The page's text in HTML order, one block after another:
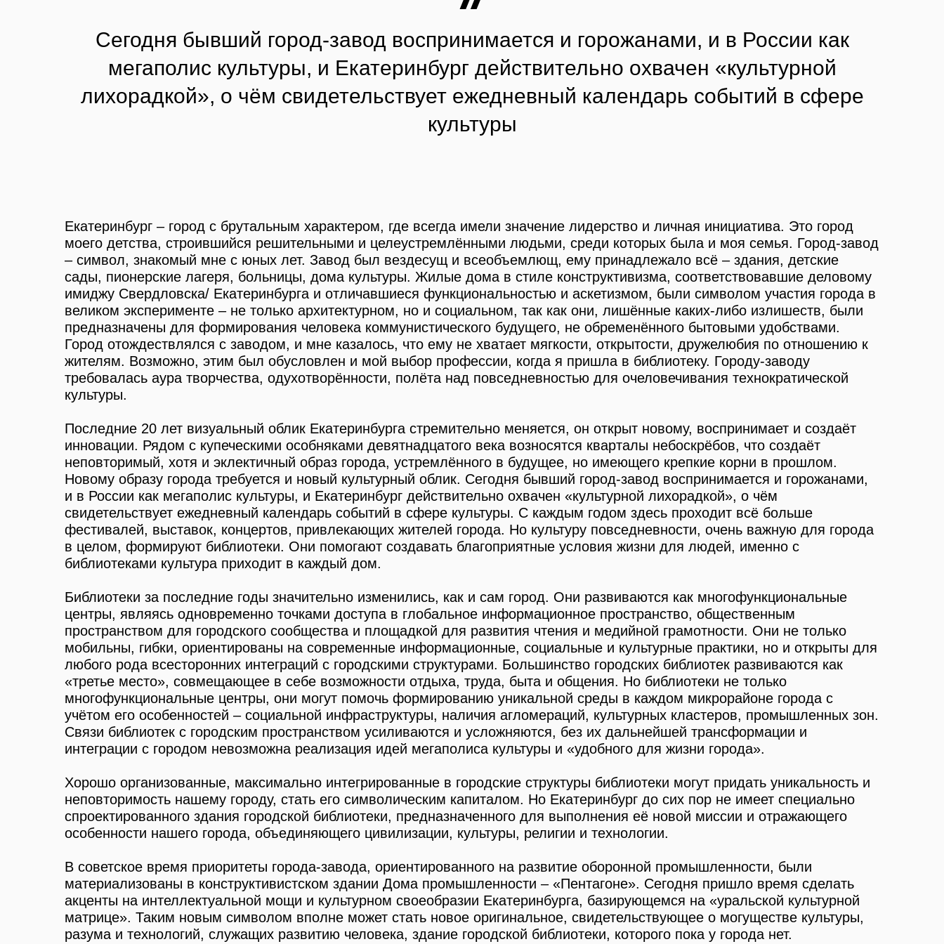
Сегодня бывший город-завод воспринимается и горожанами, и в России как
мегаполис культуры, и Екатеринбург действительно охвачен «культурной
лихорадкой», о чём свидетельствует ежедневный календарь событий в сфере
культуры
Екатеринбург – город с брутальным характером, где всегда имели значение лидерство и личная инициатива. Это город
моего детства, строившийся решительными и целеустремлёнными людьми, среди которых была и моя семья. Город-завод
– символ, знакомый мне с юных лет. Завод был вездесущ и всеобъемлющ, ему принадлежало всё – здания, детские
сады, пионерские лагеря, больницы, дома культуры. Жилые дома в стиле конструктивизма, соответствовавшие деловому
имиджу Свердловска/ Екатеринбурга и отличавшиеся функциональностью и аскетизмом, были символом участия города в
великом эксперименте – не только архитектурном, но и социальном, так как они, лишённые каких-либо излишеств, были
предназначены для формирования человека коммунистического будущего, не обременённого бытовыми удобствами.
Город отождествлялся с заводом, и мне казалось, что ему не хватает мягкости, открытости, дружелюбия по отношению к
жителям. Возможно, этим был обусловлен и мой выбор профессии, когда я пришла в библиотеку. Городу-заводу
требовалась аура творчества, одухотворённости, полёта над повседневностью для очеловечивания технократической
культуры.
Последние 20 лет визуальный облик Екатеринбурга стремительно меняется, он открыт новому, воспринимает и создаёт
инновации. Рядом с купеческими особняками девятнадцатого века возносятся кварталы небоскрёбов, что создаёт
неповторимый, хотя и эклектичный образ города, устремлённого в будущее, но имеющего крепкие корни в прошлом.
Новому образу города требуется и новый культурный облик. Сегодня бывший город-завод воспринимается и горожанами,
и в России как мегаполис культуры, и Екатеринбург действительно охвачен «культурной лихорадкой», о чём
свидетельствует ежедневный календарь событий в сфере культуры. С каждым годом здесь проходит всё больше
фестивалей, выставок, концертов, привлекающих жителей города. Но культуру повседневности, очень важную для города
в целом, формируют библиотеки. Они помогают создавать благоприятные условия жизни для людей, именно с
библиотеками культура приходит в каждый дом.
Библиотеки за последние годы значительно изменились, как и сам город. Они развиваются как многофункциональные
центры, являясь одновременно точками доступа в глобальное информационное пространство, общественным
пространством для городского сообщества и площадкой для развития чтения и медийной грамотности. Они не только
мобильны, гибки, ориентированы на современные информационные, социальные и культурные практики, но и открыты для
любого рода всесторонних интеграций с городскими структурами. Большинство городских библиотек развиваются как
«третье место», совмещающее в себе возможности отдыха, труда, быта и общения. Но библиотеки не только
многофункциональные центры, они могут помочь формированию уникальной среды в каждом микрорайоне города с
учётом его особенностей – социальной инфраструктуры, наличия агломераций, культурных кластеров, промышленных зон.
Связи библиотек с городским пространством усиливаются и усложняются, без их дальнейшей трансформации и
интеграции с городом невозможна реализация идей мегаполиса культуры и «удобного для жизни города».
Хорошо организованные, максимально интегрированные в городские структуры библиотеки могут придать уникальность и
неповторимость нашему городу, стать его символическим капиталом. Но Екатеринбург до сих пор не имеет специально
спроектированного здания городской библиотеки, предназначенного для выполнения её новой миссии и отражающего
особенности нашего города, объединяющего цивилизации, культуры, религии и технологии.
В советское время приоритеты города-завода, ориентированного на развитие оборонной промышленности, были
материализованы в конструктивистском здании Дома промышленности – «Пентагоне». Сегодня пришло время сделать
акценты на интеллектуальной мощи и культурном своеобразии Екатеринбурга, базирующемся на «уральской культурной
матрице». Таким новым символом вполне может стать новое оригинальное, свидетельствующее о могуществе культуры,
разума и технологий, служащих развитию человека, здание городской библиотеки, которого пока у города нет.